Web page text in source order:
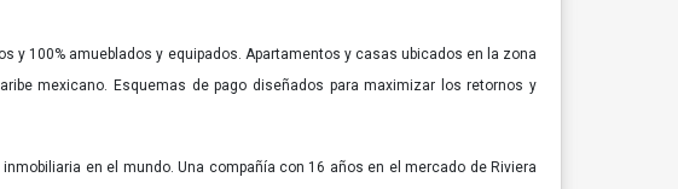
y 100% amueblados y equipados. Apartamentos y casas ubicados en la zona
mexicano. Esquemas de pago diseñados para maximizar los retornos y
en el mundo. Una compañía con 16 años en el mercado de Riviera